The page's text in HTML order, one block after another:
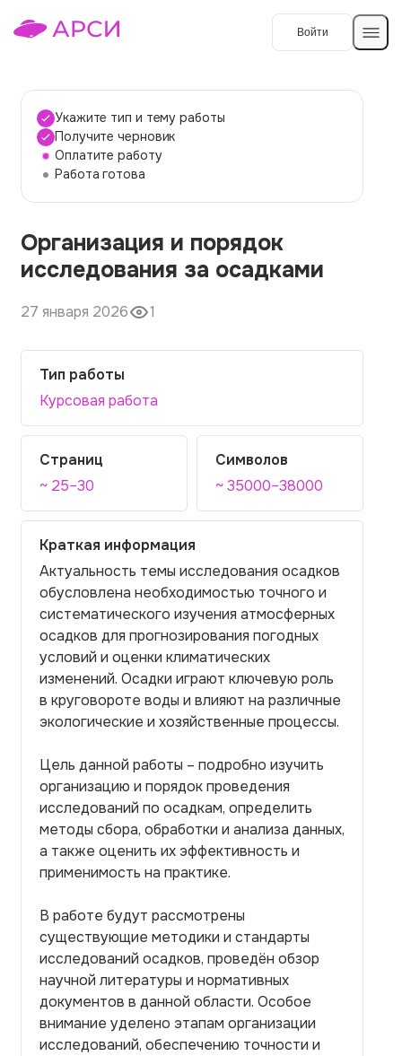
Войти
Темы работ
О сервисе
О компании
Наши гарантии
Порядок оплаты
Вопросы и ответы
Отзывы
Контакты
Укажите тип и тему работы
Получите черновик
Оплатите работу
Работа готова
Организация и порядок
исследования за осадками
27 января 2026 1
Тип работы
Курсовая работа
Страниц
~ 25–30
Символов
~ 35000–38000
Краткая информация
Актуальность темы исследования осадков
обусловлена необходимостью точного и
систематического изучения атмосферных
осадков для прогнозирования погодных
условий и оценки климатических
изменений. Осадки играют ключевую роль
в круговороте воды и влияют на различные
экологические и хозяйственные процессы.
Цель данной работы – подробно изучить
организацию и порядок проведения
исследований по осадкам, определить
методы сбора, обработки и анализа данных,
а также оценить их эффективность и
применимость на практике.
В работе будут рассмотрены
существующие методики и стандарты
исследований осадков, проведён обзор
научной литературы и нормативных
документов в данной области. Особое
внимание уделено этапам организации
исследований, обеспечению точности и